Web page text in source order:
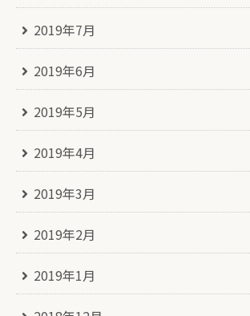
2019年7月
2019年6月
2019年5月
2019年4月
2019年3月
2019年2月
2019年1月